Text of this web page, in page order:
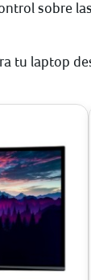
sobre
tu laptop